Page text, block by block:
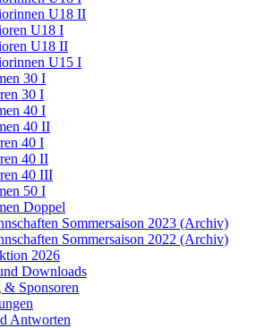
U18 II
U18 I
U18 II
U15 I
30 I
30 I
40 I
40 II
40 I
40 II
40 III
50 I
Doppel
Sommersaison 2023 (Archiv)
Sommersaison 2022 (Archiv)
2026
Downloads
Sponsoren
Antworten